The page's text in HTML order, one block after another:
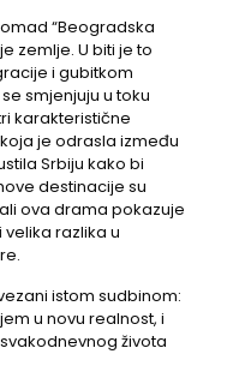
“Beogradska
zemlje. U biti je to
i gubitkom
smjenjuju u toku
karakteristične
je odrasla između
Srbiju kako bi
destinacije su
ova drama pokazuje
razlika u
istom sudbinom:
u novu realnost, i
života